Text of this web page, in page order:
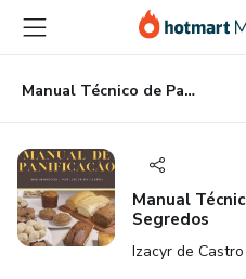
para
conteúdo
principal
para
pagamento
para
rodapé
Manual Técnico de Panificação Sem Segredos
Manual
Segredos
Izacyr de Castro